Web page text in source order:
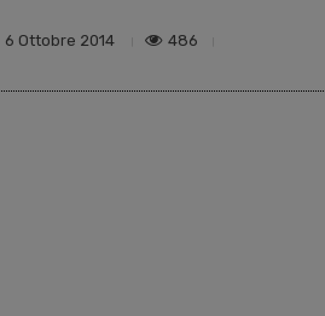
6 Ottobre 2014 486